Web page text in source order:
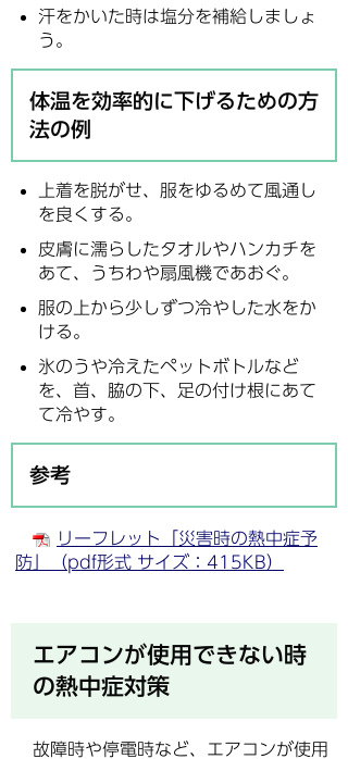
汗をかいた時は塩分を補給しましょ
う。
体温を効率的に下げるための方
法の例
上着を脱がせ、服をゆるめて風通し
を良くする。
皮膚に濡らしたタオルやハンカチを
あて、うちわや扇風機であおぐ。
服の上から少しずつ冷やした水をか
ける。
氷のうや冷えたペットボトルなど
を、首、脇の下、足の付け根にあて
て冷やす。
参考
リーフレット「災害時の熱中症予
防」（pdf形式 サイズ：415KB）
エアコンが使用できない時
の熱中症対策
故障時や停電時など、エアコンが使用